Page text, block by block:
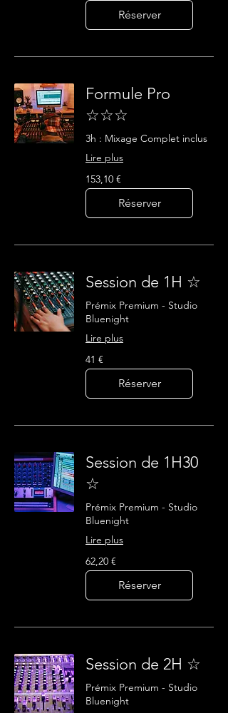
Réserver
Formule Pro
☆☆☆
3h : Mixage Complet inclus
Lire plus
153,10
euros
153,10 €
Réserver
Session de 1H ☆
Prémix Premium - Studio
Bluenight
Lire plus
41
euros
41 €
Réserver
Session de 1H30
☆
Prémix Premium - Studio
Bluenight
Lire plus
62,20
euros
62,20 €
Réserver
Session de 2H ☆
Prémix Premium - Studio
Bluenight